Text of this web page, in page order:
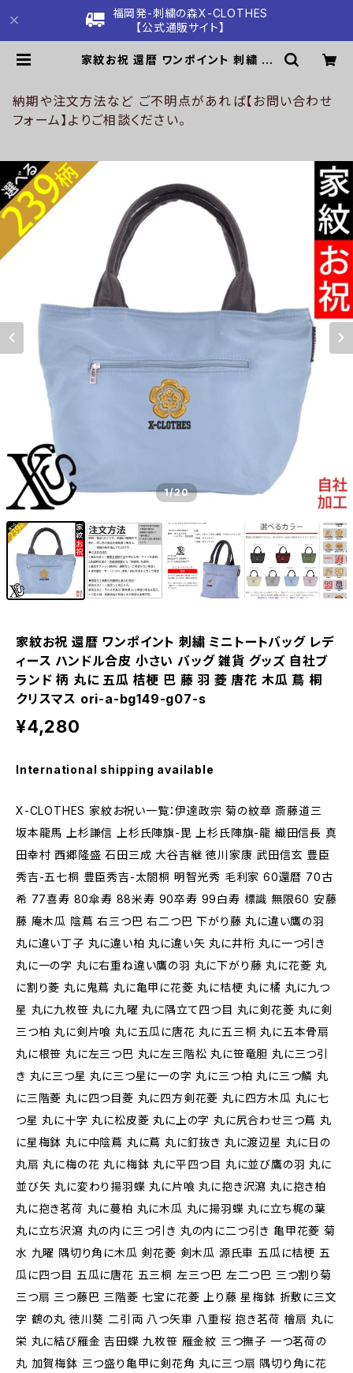
福岡発-刺繍の森X-CLOTHES
【公式通販サイト】
家紋お祝 還暦 ワンポイント 刺繍 ミ
ランド 柄 丸に 五瓜 桔梗 巴 藤 羽 菱
唐花 木瓜 蔦 桐 クリスマス ori-a-b
g149-g07-s | 刺繍の森X-CLOT
納期や注文方法など ご不明点があれば【お問い合わせ
フォーム】よりご相談ください。
1/20
家紋お祝 還暦 ワンポイント 刺繍 ミニトートバッグ レデ
ィース ハンドル合皮 小さい バッグ 雑貨 グッズ 自社ブ
ランド 柄 丸に 五瓜 桔梗 巴 藤 羽 菱 唐花 木瓜 蔦 桐
クリスマス ori-a-bg149-g07-s
¥4,280
International shipping available
X-CLOTHES 家紋お祝い一覧：伊達政宗 菊の紋章 斎藤道三
坂本龍馬 上杉謙信 上杉氏陣旗-毘 上杉氏陣旗-龍 織田信長 真
田幸村 西郷隆盛 石田三成 大谷吉継 徳川家康 武田信玄 豊臣
秀吉-五七桐 豊臣秀吉-太閤桐 明智光秀 毛利家 60還暦 70古
希 77喜寿 80傘寿 88米寿 90卒寿 99白寿 標識 無限60 安藤
藤 庵木瓜 陰蔦 右三つ巴 右二つ巴 下がり藤 丸に違い鷹の羽
丸に違い丁子 丸に違い柏 丸に違い矢 丸に井桁 丸に一つ引き
丸に一の字 丸に右重ね違い鷹の羽 丸に下がり藤 丸に花菱 丸
に割り菱 丸に鬼蔦 丸に亀甲に花菱 丸に桔梗 丸に橘 丸に九つ
星 丸に九枚笹 丸に九曜 丸に隅立て四つ目 丸に剣花菱 丸に剣
三つ柏 丸に剣片喰 丸に五瓜に唐花 丸に五三桐 丸に五本骨扇
丸に根笹 丸に左三つ巴 丸に左三階松 丸に笹竜胆 丸に三つ引
き 丸に三つ星 丸に三つ星に一の字 丸に三つ柏 丸に三つ鱗 丸
に三階菱 丸に四つ目菱 丸に四方剣花菱 丸に四方木瓜 丸に七
つ星 丸に十字 丸に松皮菱 丸に上の字 丸に尻合わせ三つ蔦 丸
に星梅鉢 丸に中陰蔦 丸に蔦 丸に釘抜き 丸に渡辺星 丸に日の
丸扇 丸に梅の花 丸に梅鉢 丸に平四つ目 丸に並び鷹の羽 丸に
並び矢 丸に変わり揚羽蝶 丸に片喰 丸に抱き沢瀉 丸に抱き柏
丸に抱き茗荷 丸に蔓柏 丸に木瓜 丸に揚羽蝶 丸に立ち梶の葉
丸に立ち沢瀉 丸の内に三つ引き 丸の内に二つ引き 亀甲花菱 菊
水 九曜 隅切り角に木瓜 剣花菱 剣木瓜 源氏車 五瓜に桔梗 五
瓜に四つ目 五瓜に唐花 五三桐 左三つ巴 左二つ巴 三つ割り菊
三つ扇 三つ藤巴 三階菱 七宝に花菱 上り藤 星梅鉢 折敷に三文
字 鶴の丸 徳川葵 二引両 八つ矢車 八重桜 抱き茗荷 檜扇 丸に
栄 丸に結び雁金 吉田蝶 九枚笹 雁金紋 三つ撫子 一つ茗荷の
丸 加賀梅鉢 三つ盛り亀甲に剣花角 丸に三つ扇 隅切り角に花